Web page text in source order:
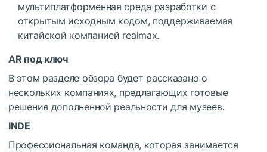
мультиплатформенная среда разработки с
открытым исходным кодом, поддерживаемая
китайской компанией realmax.
AR под ключ
В этом разделе обзора будет рассказано о
нескольких компаниях, предлагающих готовые
решения дополненной реальности для музеев.
INDE
Профессиональная команда, которая занимается